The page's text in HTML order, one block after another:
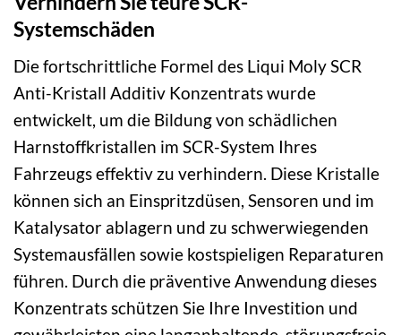
Systemschäden
Die fortschrittliche Formel des Liqui Moly SCR
Anti-Kristall Additiv Konzentrats wurde
entwickelt, um die Bildung von schädlichen
Harnstoffkristallen im SCR-System Ihres
Fahrzeugs effektiv zu verhindern. Diese Kristalle
können sich an Einspritzdüsen, Sensoren und im
Katalysator ablagern und zu schwerwiegenden
Systemausfällen sowie kostspieligen Reparaturen
führen. Durch die präventive Anwendung dieses
Konzentrats schützen Sie Ihre Investition und